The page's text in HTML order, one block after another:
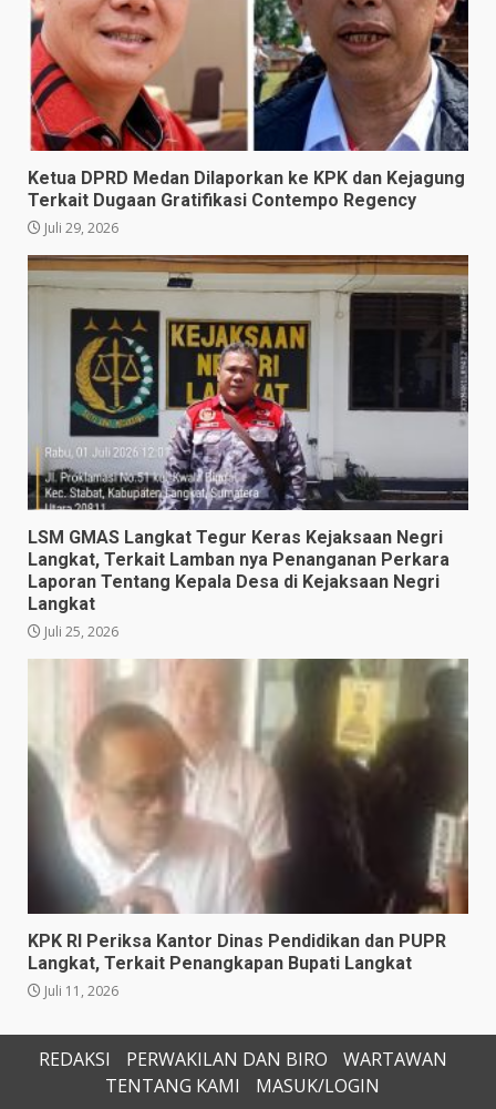
Ketua DPRD Medan Dilaporkan ke KPK dan Kejagung
Terkait Dugaan Gratifikasi Contempo Regency
Juli 29, 2026
LSM GMAS Langkat Tegur Keras Kejaksaan Negri
Langkat, Terkait Lamban nya Penanganan Perkara
Laporan Tentang Kepala Desa di Kejaksaan Negri
Langkat
Juli 25, 2026
KPK RI Periksa Kantor Dinas Pendidikan dan PUPR
Langkat, Terkait Penangkapan Bupati Langkat
Juli 11, 2026
REDAKSI PERWAKILAN DAN BIRO
WARTAWAN
TENTANG KAMI
MASUK/LOGIN